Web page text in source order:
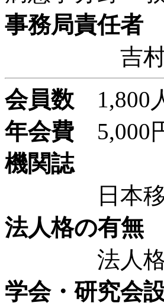
事務局責任者
吉村
会員数 1,800
年会費 5,000
機関誌
日本移植
法人格の有無
法人格
学会・研究会